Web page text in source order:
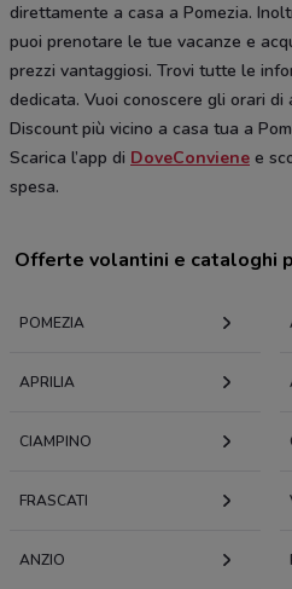
direttamente a casa a Pomezia.
puoi prenotare le tue vacanze e
prezzi vantaggiosi. Trovi tutte le
dedicata. Vuoi conoscere gli orari di
Discount più vicino a casa tua a
Scarica l’app di DoveConviene e
spesa.
Offerte volantini e cataloghi
POMEZIA
APRILIA
CIAMPINO
FRASCATI
ANZIO